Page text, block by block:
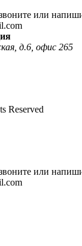
или
д.6, офис 265
Reserved
или